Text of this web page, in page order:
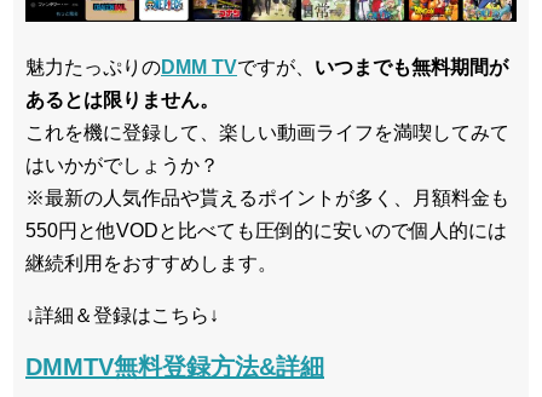
魅力たっぷりのDMM TVですが、 いつまでも無料期間が
あるとは限りません。
これを機に登録して、楽しい動画ライフを満喫してみて
はいかがでしょうか？
※最新の人気作品や貰えるポイントが多く、月額料金も
550円と他VODと比べても圧倒的に安いので個人的には
継続利用をおすすめします。
↓詳細＆登録はこちら↓
DMMTV無料登録方法&詳細